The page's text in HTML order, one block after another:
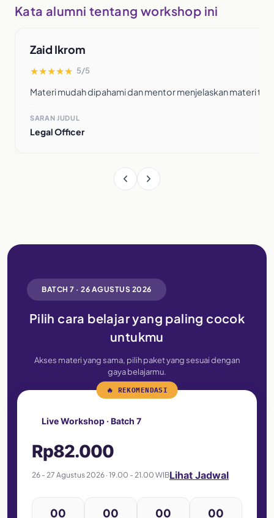
Kata alumni tentang workshop ini
Zaid Ikrom
★★★★★ 5/5
Materi mudah dipahami dan mentor menjelaskan materi
SARAN JUDUL
Legal Officer
BATCH 7 · 26 AGUSTUS 2026
Pilih cara belajar yang paling cocok
untukmu
Akses materi yang sama, pilih paket yang sesuai dengan
gaya belajarmu.
🔥 REKOMENDASI
Live Workshop · Batch 7
Rp82.000
26 - 27 Agustus 2026 · 19.00 - 21.00 WIBLihat Jadwal
00 00 00 00